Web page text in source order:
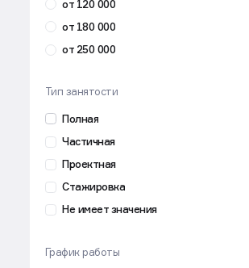
от 120 000
от 180 000
от 250 000
Тип занятости
Полная
Частичная
Проектная
Стажировка
Не имеет значения
График работы